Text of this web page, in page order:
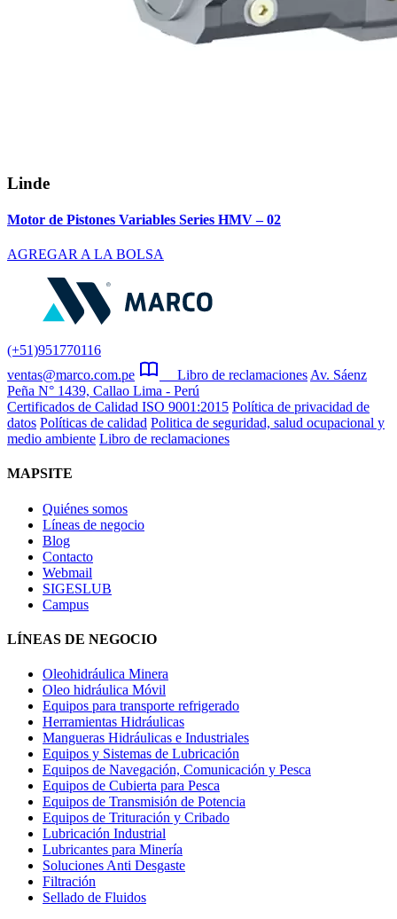
Linde
Motor de Pistones Variables Series HMV – 02
AGREGAR A LA BOLSA
(+51)951770116
ventas@marco.com.pe
Libro de reclamaciones Av. Sáenz
Peña N° 1439, Callao Lima - Perú
Certificados de Calidad ISO 9001:2015 Política de privacidad de
datos Políticas de calidad Politica de seguridad, salud ocupacional y
medio ambiente Libro de reclamaciones
MAPSITE
Quiénes somos
Líneas de negocio
Blog
Contacto
Webmail
SIGESLUB
Campus
LÍNEAS DE NEGOCIO
Oleohidráulica Minera
Oleo hidráulica Móvil
Equipos para transporte refrigerado
Herramientas Hidráulicas
Mangueras Hidráulicas e Industriales
Equipos y Sistemas de Lubricación
Equipos de Navegación, Comunicación y Pesca
Equipos de Cubierta para Pesca
Equipos de Transmisión de Potencia
Equipos de Trituración y Cribado
Lubricación Industrial
Lubricantes para Minería
Soluciones Anti Desgaste
Filtración
Sellado de Fluidos